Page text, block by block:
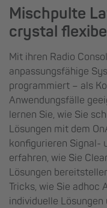
Mischpulte
crystal
Mit ihren Radio
anpassungsfähige
programmiert – als
Anwendungsfälle
lernen Sie, wie Sie
Lösungen mit dem
konfigurieren Signal-
erfahren, wie Sie
Lösungen
Tricks, wie Sie adhoc
individuelle